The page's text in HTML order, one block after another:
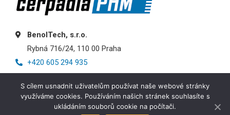
BenolTech, s.r.o.
Rybná 716/24, 110 00 Praha
+420 605 294 935
info@cerpadlaphm.cz
S cílem usnadnit uživatelům používat naše webové stránky
využíváme cookies. Používáním našich stránek souhlasíte s
ukládáním souborů cookie na počítači.